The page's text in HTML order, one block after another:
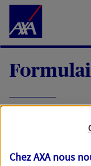
Accéder au Contenu
demande, nous
meilleurs
Chez AXA nous